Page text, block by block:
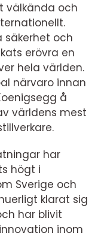
välkända och
säkerhet och
erövra en
hela världen.
närvaro innan
å
världens mest
har
högt i
Sverige och
klarat sig
har blivit
inom